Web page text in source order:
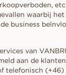
waarbij
business
van
aan de
telefonisch